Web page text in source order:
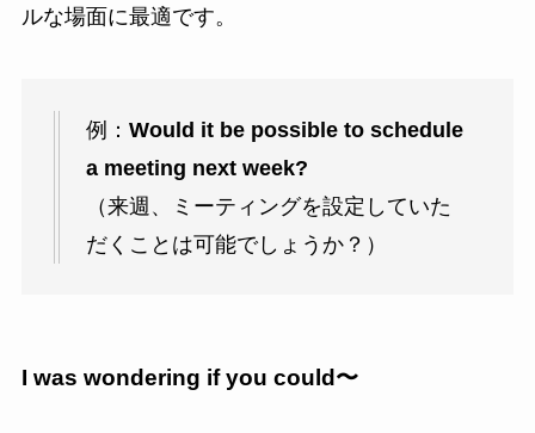
ルな場面に最適です。
例： Would it be possible to schedule
a meeting next week?
（来週、ミーティングを設定していた
だくことは可能でしょうか？）
I was wondering if you could〜